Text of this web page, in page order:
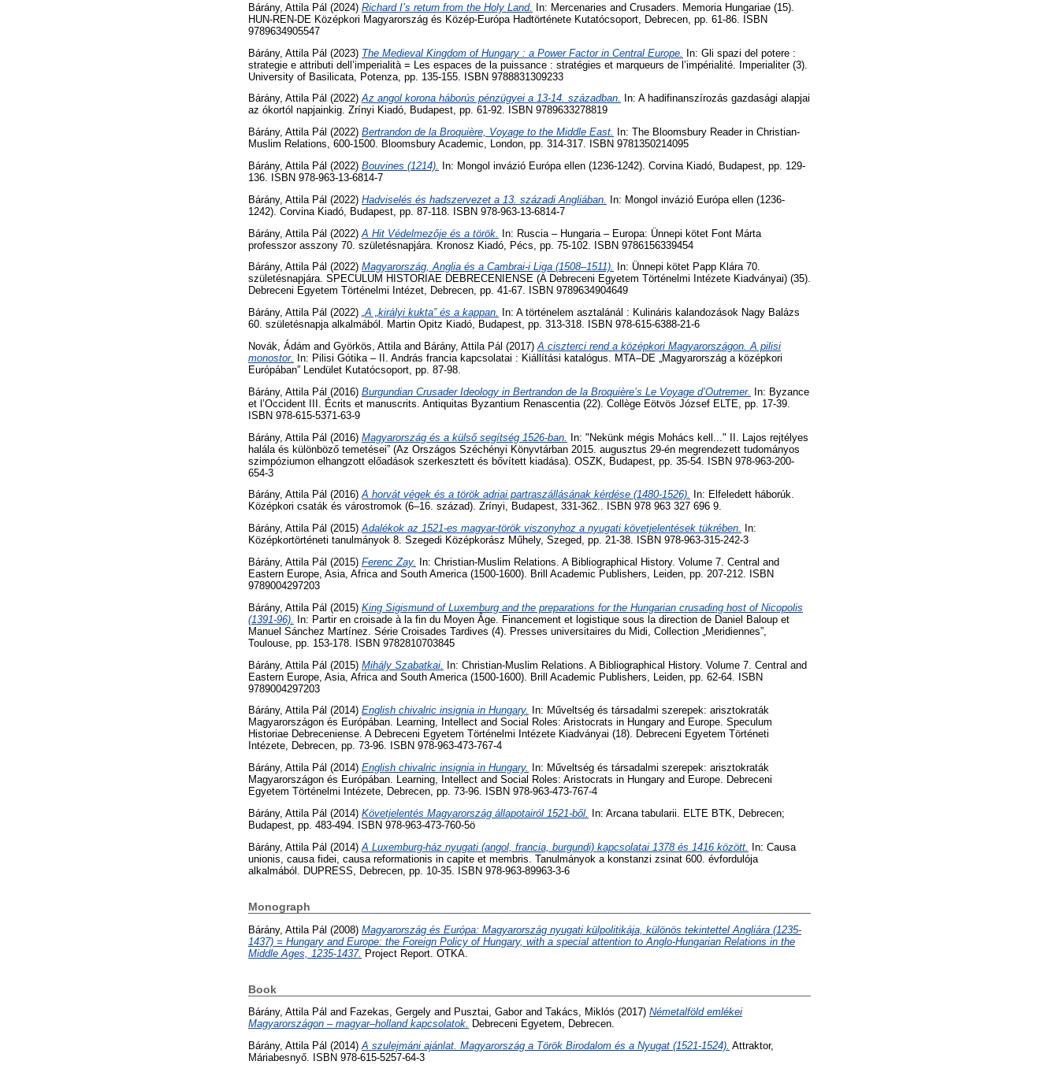
Bárány, Attila Pál (2024) Richard I’s return from the Holy Land.
In: Mercenaries and Crusaders. Memoria Hungariae (15).
HUN-REN-DE Középkori Magyarország és Közép-Európa Hadtörténete Kutatócsoport, Debrecen, pp. 61-86. ISBN
9789634905547
Bárány, Attila Pál (2023) The Medieval Kingdom of Hungary : a Power Factor in Central Europe. In: Gli spazi del potere :
strategie e attributi dell’imperialità = Les espaces de la puissance : stratégies et marqueurs de l’impérialité. Imperialiter (3).
University of Basilicata, Potenza, pp. 135-155. ISBN 9788831309233
Bárány, Attila Pál (2022)Az angol korona háborús pénzügyei a 13-14. században.
In: A hadifinanszírozás gazdasági alapjai
az ókortól napjainkig. Zrínyi Kiadó, Budapest, pp. 61-92. ISBN 9789633278819
Bárány, Attila Pál (2022) Bertrandon de la Broquière, Voyage to the Middle East.
In: The Bloomsbury Reader in Christian-
Muslim Relations, 600-1500. Bloomsbury Academic, London, pp. 314-317. ISBN 9781350214095
Bárány, Attila Pál (2022) Bouvines (1214).
In: Mongol invázió Európa ellen (1236-1242). Corvina Kiadó, Budapest, pp. 129-
136. ISBN 978-963-13-6814-7
Bárány, Attila Pál (2022) Hadviselés és hadszervezet a 13. századi Angliában.
In: Mongol invázió Európa ellen (1236-
1242). Corvina Kiadó, Budapest, pp. 87-118. ISBN 978-963-13-6814-7
Bárány, Attila Pál (2022) A Hit Védelmezője és a török. In: Ruscia – Hungaria – Europa: Ünnepi kötet Font Márta
professzor asszony 70. születésnapjára. Kronosz Kiadó, Pécs, pp. 75-102. ISBN 9786156339454
Bárány, Attila Pál (2022) Magyarország, Anglia és a Cambrai-i Liga (1508–1511).
In: Ünnepi kötet Papp Klára 70.
születésnapjára. SPECULUM HISTORIAE DEBRECENIENSE (A Debreceni Egyetem Történelmi Intézete Kiadványai) (35).
Debreceni Egyetem Történelmi Intézet, Debrecen, pp. 41-67. ISBN 9789634904649
Bárány, Attila Pál (2022) „A „királyi kukta” és a kappan.
In: A történelem asztalánál : Kulináris kalandozások Nagy Balázs
60. születésnapja alkalmából. Martin Opitz Kiadó, Budapest, pp. 313-318. ISBN 978-615-6388-21-6
Novák, Ádám and Györkös, Attila and Bárány, Attila Pál (2017) A ciszterci rend a középkori Magyarországon. A pilisi
monostor.
In: Pilisi Gótika – II. András francia kapcsolatai : Kiállítási katalógus. MTA–DE „Magyarország a középkori
Európában” Lendület Kutatócsoport, pp. 87-98.
Bárány, Attila Pál (2016) Burgundian Crusader Ideology in Bertrandon de la Broquière’s Le Voyage d’Outremer. In: Byzance
et l’Occident III. Écrits et manuscrits. Antiquitas Byzantium Renascentia (22). Collège Eötvös József ELTE, pp. 17-39.
ISBN 978-615-5371-63-9
Bárány, Attila Pál (2016) Magyarország és a külső segítség 1526-ban. In: "Nekünk mégis Mohács kell..." II. Lajos rejtélyes
halála és különböző temetései” (Az Országos Széchényi Könyvtárban 2015. augusztus 29-én megrendezett tudományos
szimpóziumon elhangzott előadások szerkesztett és bővített kiadása). OSZK, Budapest, pp. 35-54. ISBN 978-963-200-
654-3
Bárány, Attila Pál (2016)A horvát végek és a török adriai partraszállásának kérdése (1480-1526).
In: Elfeledett háborúk.
Középkori csaták és várostromok (6–16. század). Zrínyi, Budapest, 331-362.. ISBN 978 963 327 696 9.
Bárány, Attila Pál (2015)Adalékok az 1521-es magyar-török viszonyhoz a nyugati követjelentések tükrében.
In:
Középkortörténeti tanulmányok 8. Szegedi Középkorász Műhely, Szeged, pp. 21-38. ISBN 978-963-315-242-3
Bárány, Attila Pál (2015) Ferenc Zay.
In: Christian-Muslim Relations. A Bibliographical History. Volume 7. Central and
Eastern Europe, Asia, Africa and South America (1500-1600). Brill Academic Publishers, Leiden, pp. 207-212. ISBN
9789004297203
Bárány, Attila Pál (2015) King Sigismund of Luxemburg and the preparations for the Hungarian crusading host of Nicopolis
(1391-96). In: Partir en croisade à la fin du Moyen Âge. Financement et logistique sous la direction de Daniel Baloup et
Manuel Sánchez Martínez. Série Croisades Tardives (4). Presses universitaires du Midi, Collection „Meridiennes”,
Toulouse, pp. 153-178. ISBN 9782810703845
Bárány, Attila Pál (2015) Mihály Szabatkai. In: Christian-Muslim Relations. A Bibliographical History. Volume 7. Central and
Eastern Europe, Asia, Africa and South America (1500-1600). Brill Academic Publishers, Leiden, pp. 62-64. ISBN
9789004297203
Bárány, Attila Pál (2014) English chivalric insignia in Hungary.
In: Műveltség és társadalmi szerepek: arisztokraták
Magyarországon és Európában. Learning, Intellect and Social Roles: Aristocrats in Hungary and Europe. Speculum
Historiae Debreceniense. A Debreceni Egyetem Történelmi Intézete Kiadványai (18). Debreceni Egyetem Történeti
Intézete, Debrecen, pp. 73-96. ISBN 978-963-473-767-4
Bárány, Attila Pál (2014) English chivalric insignia in Hungary.
In: Műveltség és társadalmi szerepek: arisztokraták
Magyarországon és Európában. Learning, Intellect and Social Roles: Aristocrats in Hungary and Europe. Debreceni
Egyetem Történelmi Intézete, Debrecen, pp. 73-96. ISBN 978-963-473-767-4
Bárány, Attila Pál (2014) Követjelentés Magyarország állapotairól 1521-ből.
In: Arcana tabularii. ELTE BTK, Debrecen;
Budapest, pp. 483-494. ISBN 978-963-473-760-5ö
Bárány, Attila Pál (2014) A Luxemburg-ház nyugati (angol, francia, burgundi) kapcsolatai 1378 és 1416 között. In: Causa
unionis, causa fidei, causa reformationis in capite et membris. Tanulmányok a konstanzi zsinat 600. évfordulója
alkalmából. DUPRESS, Debrecen, pp. 10-35. ISBN 978-963-89963-3-6
Monograph
Bárány, Attila Pál (2008) Magyarország és Európa: Magyarország nyugati külpolitikája, különös tekintettel Angliára (1235-
1437) = Hungary and Europe: the Foreign Policy of Hungary, with a special attention to Anglo-Hungarian Relations in the
Middle Ages, 1235-1437. Project Report. OTKA.
Book
Bárány, Attila Pál and Fazekas, Gergely and Pusztai, Gaborand Takács, Miklós (2017) Németalföld emlékei
Magyarországon – magyar–holland kapcsolatok. Debreceni Egyetem, Debrecen.
Bárány, Attila Pál (2014)A szulejmáni ajánlat. Magyarország a Török Birodalom és a Nyugat (1521-1524). Attraktor,
Máriabesnyő. ISBN 978-615-5257-64-3